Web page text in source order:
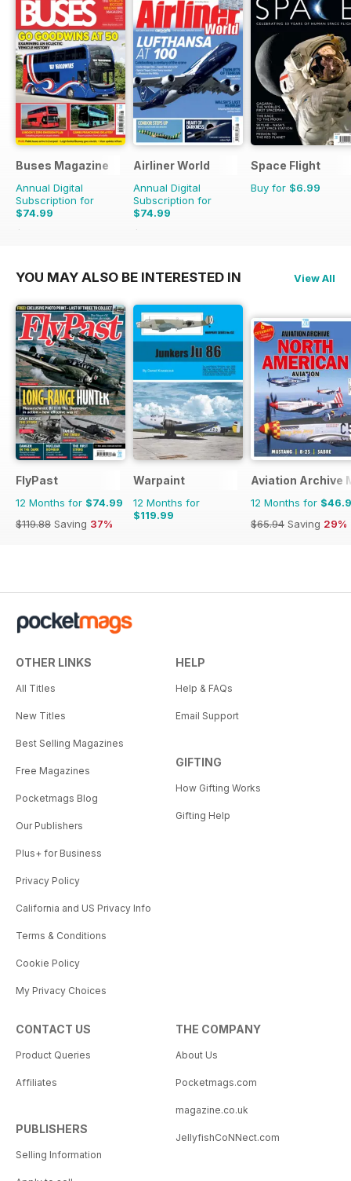
Buses Magazine
Annual Digital
Subscription for
$74.99
$119.88
Airliner World
Annual Digital
Subscription for
$74.99
$119.88
Space Flight
Buy for $6.99
YOU MAY ALSO BE INTERESTED IN View All
FlyPast
12 Months for $74.99
$119.88 Saving 37%
Warpaint
12 Months for
$119.99
Aviation Archive
12 Months for
$65.94 Saving 29%
OTHER LINKS
All Titles
New Titles
Best Selling Magazines
Free Magazines
Pocketmags Blog
Our Publishers
Plus+ for Business
Privacy Policy
California and US Privacy Info
Terms & Conditions
Cookie Policy
My Privacy Choices
HELP
Help & FAQs
Email Support
GIFTING
How Gifting Works
Gifting Help
CONTACT US
Product Queries
Affiliates
PUBLISHERS
Selling Information
THE COMPANY
About Us
Pocketmags.com
magazine.co.uk
JellyfishCoNNect.com